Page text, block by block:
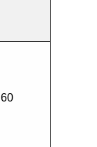
60